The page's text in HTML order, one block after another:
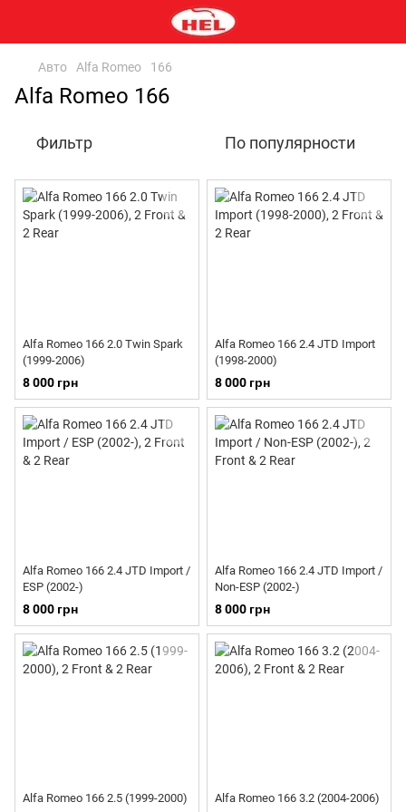
Авто Alfa Romeo 166
Alfa Romeo 166
Фильтр По популярности
Alfa Romeo 166 2.0 Twin Spark
(1999-2006)
8 000 грн
Alfa Romeo 166 2.4 JTD Import
(1998-2000)
8 000 грн
Alfa Romeo 166 2.4 JTD Import /
ESP (2002-)
8 000 грн
Alfa Romeo 166 2.4 JTD Import /
Non-ESP (2002-)
8 000 грн
Alfa Romeo 166 2.5 (1999-2000) Alfa Romeo 166 3.2 (2004-2006)